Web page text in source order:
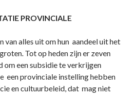
PROVINCIALE
van alles uit om hun aandeel uit het
Tot op heden zijn er zeven
om een subsidie te verkrijgen
een provinciale instelling hebben
en cultuurbeleid, dat mag niet